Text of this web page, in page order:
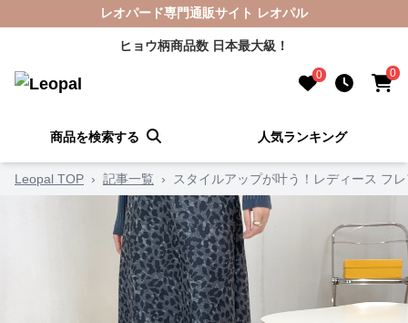
レオパード専門通販サイト レオパル
ヒョウ柄商品数 日本最大級！
0 0
商品を検索する 人気ランキング
Leopal TOP › 記事一覧 › スタイルアップが叶う！レディース フ